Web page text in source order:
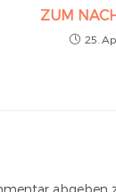
ZUM
25.
abgeben